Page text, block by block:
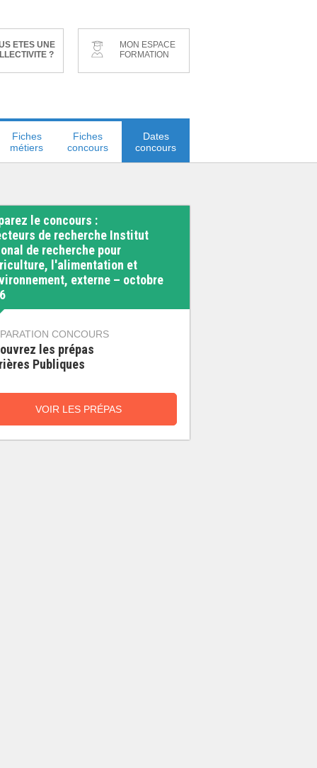
ETES UNE
?
MON ESPACE
FORMATION
Fiches
métiers
Fiches
concours
Dates
concours
le concours :
de recherche Institut
de recherche pour
l'alimentation et
externe – octobre
CONCOURS
les prépas
Publiques
VOIR LES PRÉPAS